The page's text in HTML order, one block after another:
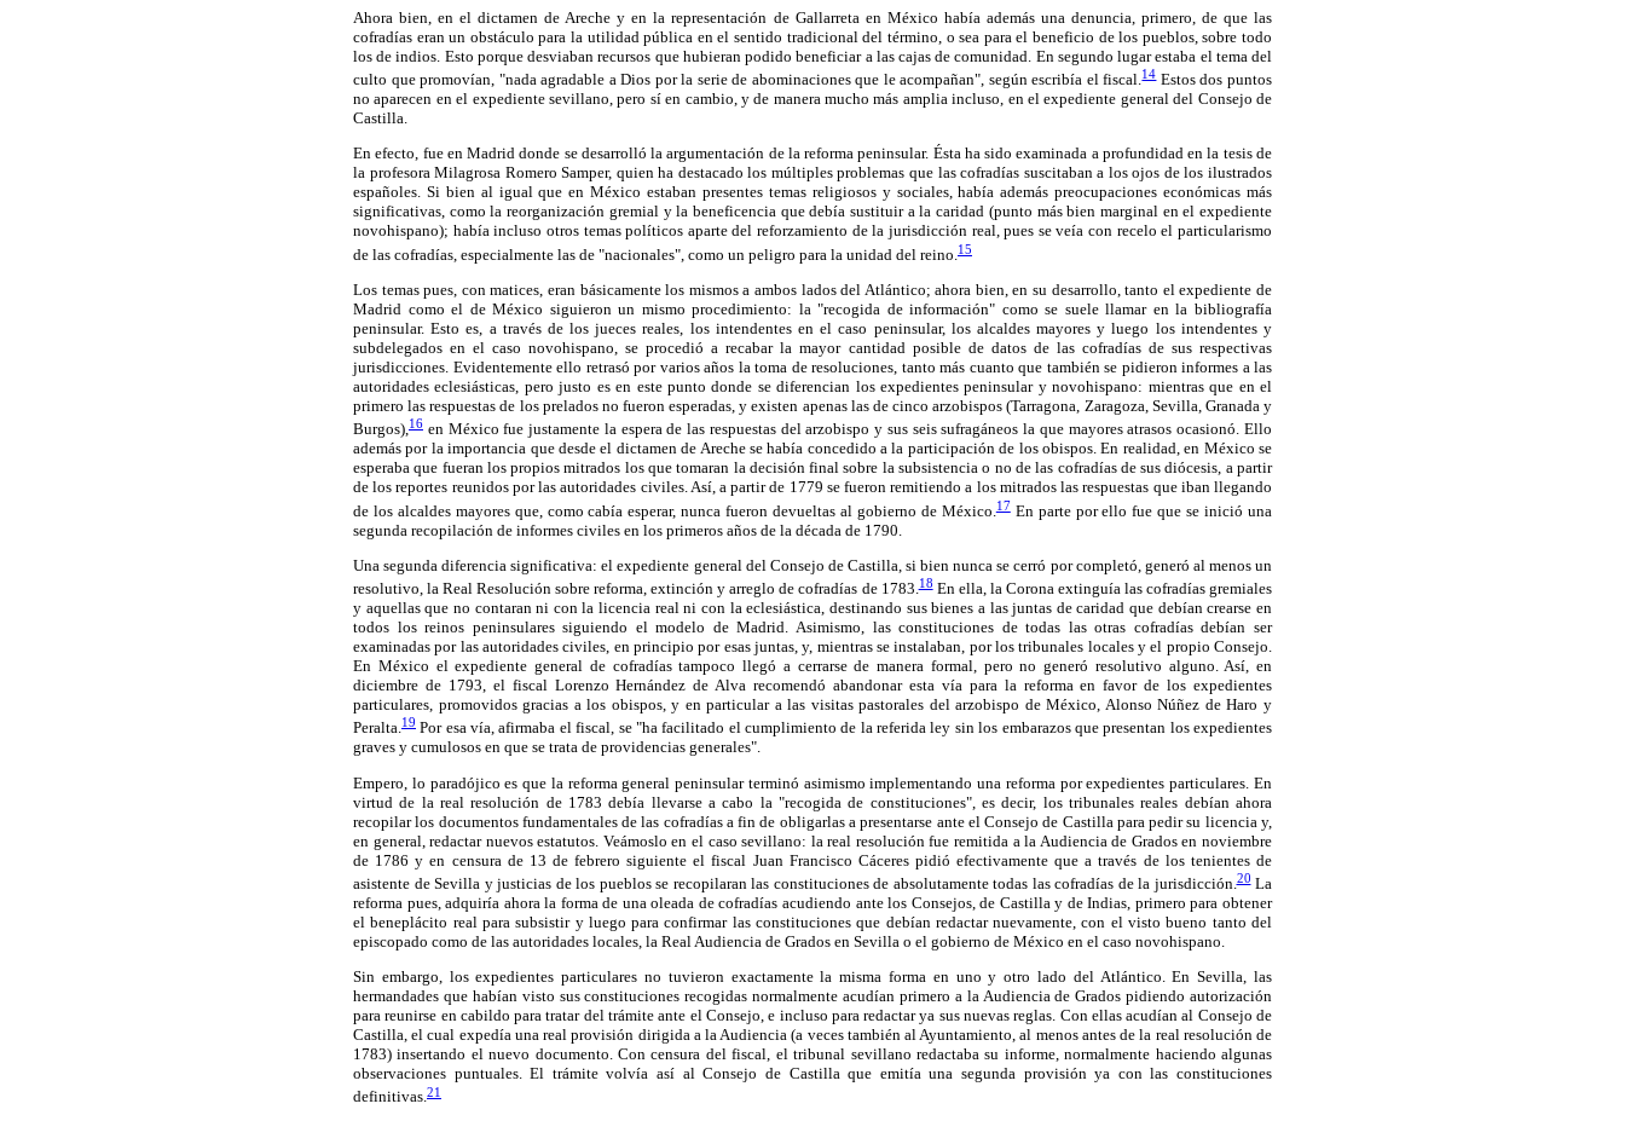
Ahora bien, en el dictamen de Areche y en la representación de Gallarreta en México había además una denuncia, primero, de que las
cofradías eran un obstáculo para la utilidad pública en el sentido tradicional del término, o sea para el beneficio de los pueblos, sobre todo
los de indios. Esto porque desviaban recursos que hubieran podido beneficiar a las cajas de comunidad. En segundo lugar estaba el tema del
culto que promovían, "nada agradable a Dios por la serie de abominaciones que le acompañan", según escribía el fiscal.14Estos dos puntos
no aparecen en el expediente sevillano, pero sí en cambio, y de manera mucho más amplia incluso, en el expediente general del Consejo de
Castilla.
En efecto, fue en Madrid donde se desarrolló la argumentación de la reforma peninsular. Ésta ha sido examinada a profundidad en la tesis de
la profesora Milagrosa Romero Samper, quien ha destacado los múltiples problemas que las cofradías suscitaban a los ojos de los ilustrados
españoles. Si bien al igual que en México estaban presentes temas religiosos y sociales, había además preocupaciones económicas más
significativas, como la reorganización gremial y la beneficencia que debía sustituir a la caridad (punto más bien marginal en el expediente
novohispano); había incluso otros temas políticos aparte del reforzamiento de la jurisdicción real, pues se veía con recelo el particularismo
de las cofradías, especialmente las de "nacionales", como un peligro para la unidad del reino. 15
Los temas pues, con matices, eran básicamente los mismos a ambos lados del Atlántico; ahora bien, en su desarrollo, tanto el expediente de
Madrid como el de México siguieron un mismo procedimiento: la "recogida de información" como se suele llamar en la bibliografía
peninsular. Esto es, a través de los jueces reales, los intendentes en el caso peninsular, los alcaldes mayores y luego los intendentes y
subdelegados en el caso novohispano, se procedió a recabar la mayor cantidad posible de datos de las cofradías de sus respectivas
jurisdicciones. Evidentemente ello retrasó por varios años la toma de resoluciones, tanto más cuanto que también se pidieron informes a las
autoridades eclesiásticas, pero justo es en este punto donde se diferencian los expedientes peninsular y novohispano: mientras que en el
primero las respuestas de los prelados no fueron esperadas, y existen apenas las de cinco arzobispos (Tarragona, Zaragoza, Sevilla, Granada y
Burgos),16 en México fue justamente la espera de las respuestas del arzobispo y sus seis sufragáneos la que mayores atrasos ocasionó. Ello
además por la importancia que desde el dictamen de Areche se había concedido a la participación de los obispos. En realidad, en México se
esperaba que fueran los propios mitrados los que tomaran la decisión final sobre la subsistencia o no de las cofradías de sus diócesis, a partir
de los reportes reunidos por las autoridades civiles. Así, a partir de 1779 se fueron remitiendo a los mitrados las respuestas que iban llegando
de los alcaldes mayores que, como cabía esperar, nunca fueron devueltas al gobierno de México.17En parte por ello fue que se inició una
segunda recopilación de informes civiles en los primeros años de la década de 1790.
Una segunda diferencia significativa: el expediente general del Consejo de Castilla, si bien nunca se cerró por completó, generó al menos un
resolutivo, la Real Resolución sobre reforma, extinción y arreglo de cofradías de 1783.18En ella, la Corona extinguía las cofradías gremiales
y aquellas que no contaran ni con la licencia real ni con la eclesiástica, destinando sus bienes a las juntas de caridad que debían crearse en
todos los reinos peninsulares siguiendo el modelo de Madrid. Asimismo, las constituciones de todas las otras cofradías debían ser
examinadas por las autoridades civiles, en principio por esas juntas, y, mientras se instalaban, por los tribunales locales y el propio Consejo.
En México el expediente general de cofradías tampoco llegó a cerrarse de manera formal, pero no generó resolutivo alguno. Así, en
diciembre de 1793, el fiscal Lorenzo Hernández de Alva recomendó abandonar esta vía para la reforma en favor de los expedientes
particulares, promovidos gracias a los obispos, y en particular a las visitas pastorales del arzobispo de México, Alonso Núñez de Haro y
Peralta.19 Por esa vía, afirmaba el fiscal, se "ha facilitado el cumplimiento de la referida ley sin los embarazos que presentan los expedientes
graves y cumulosos en que se trata de providencias generales".
Empero, lo paradójico es que la reforma general peninsular terminó asimismo implementando una reforma por expedientes particulares. En
virtud de la real resolución de 1783 debía llevarse a cabo la "recogida de constituciones", es decir, los tribunales reales debían ahora
recopilar los documentos fundamentales de las cofradías a fin de obligarlas a presentarse ante el Consejo de Castilla para pedir su licencia y,
en general, redactar nuevos estatutos. Veámoslo en el caso sevillano: la real resolución fue remitida a la Audiencia de Grados en noviembre
de 1786 y en censura de 13 de febrero siguiente el fiscal Juan Francisco Cáceres pidió efectivamente que a través de los tenientes de
asistente de Sevilla y justicias de los pueblos se recopilaran las constituciones de absolutamente todas las cofradías de la jurisdicción.20La
reforma pues, adquiría ahora la forma de una oleada de cofradías acudiendo ante los Consejos, de Castilla y de Indias, primero para obtener
el beneplácito real para subsistir y luego para confirmar las constituciones que debían redactar nuevamente, con el visto bueno tanto del
episcopado como de las autoridades locales, la RealAudiencia de Grados en Sevilla o el gobierno de México en el caso novohispano.
Sin embargo, los expedientes particulares no tuvieron exactamente la misma forma en uno y otro lado del Atlántico. En Sevilla, las
hermandades que habían visto sus constituciones recogidas normalmente acudían primero a la Audiencia de Grados pidiendo autorización
para reunirse en cabildo para tratar del trámite ante el Consejo, e incluso para redactar ya sus nuevas reglas. Con ellas acudían al Consejo de
Castilla, el cual expedía una real provisión dirigida a la Audiencia (a veces también al Ayuntamiento, al menos antes de la real resolución de
1783) insertando el nuevo documento. Con censura del fiscal, el tribunal sevillano redactaba su informe, normalmente haciendo algunas
observaciones puntuales. El trámite volvía así al Consejo de Castilla que emitía una segunda provisión ya con las constituciones
definitivas.21